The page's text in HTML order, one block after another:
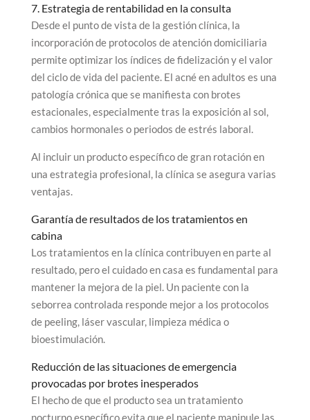
7. Estrategia de rentabilidad en la consulta
Desde el punto de vista de la gestión clínica, la
incorporación de protocolos de atención domiciliaria
permite optimizar los índices de fidelización y el valor
del ciclo de vida del paciente. El acné en adultos es una
patología crónica que se manifiesta con brotes
estacionales, especialmente tras la exposición al sol,
cambios hormonales o periodos de estrés laboral.
Al incluir un producto específico de gran rotación en
una estrategia profesional, la clínica se asegura varias
ventajas.
Garantía de resultados de los tratamientos en
cabina
Los tratamientos en la clínica contribuyen en parte al
resultado, pero el cuidado en casa es fundamental para
mantener la mejora de la piel. Un paciente con la
seborrea controlada responde mejor a los protocolos
de peeling, láser vascular, limpieza médica o
bioestimulación.
Reducción de las situaciones de emergencia
provocadas por brotes inesperados
El hecho de que el producto sea un tratamiento
nocturno específico evita que el paciente manipule las